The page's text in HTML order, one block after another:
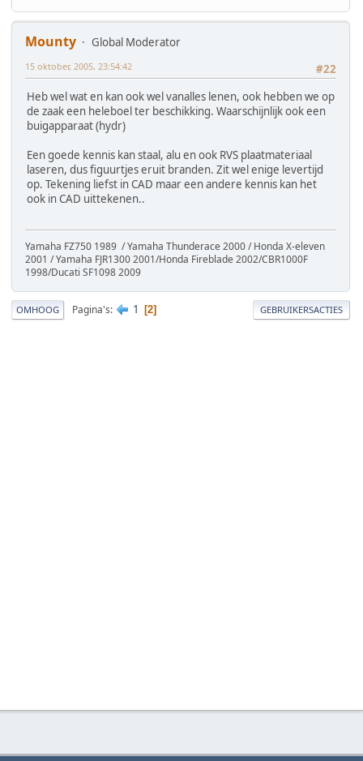
Mounty
Global Moderator
#22
15 oktober, 2005, 23:54:42
Heb wel wat en kan ook wel vanalles lenen, ook hebben we op
de zaak een heleboel ter beschikking. Waarschijnlijk ook een
buigapparaat (hydr)
Een goede kennis kan staal, alu en ook RVS plaatmateriaal
laseren, dus figuurtjes eruit branden. Zit wel enige levertijd
op. Tekening liefst in CAD maar een andere kennis kan het
ook in CAD uittekenen..
Yamaha FZ750 1989 / Yamaha Thunderace 2000 / Honda X-eleven
2001 / Yamaha FJR1300 2001/Honda Fireblade 2002/CBR1000F
1998/Ducati SF1098 2009
OMHOOG Pagina's 1 2 GEBRUIKERSACTIES